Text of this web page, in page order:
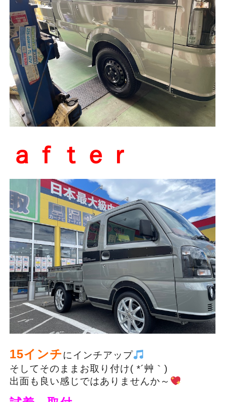
ａｆｔｅｒ
15インチにインチアップ
そしてそのままお取り付け( *´艸｀)
出面も良い感じではありませんか～